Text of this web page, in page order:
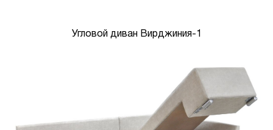
Угловой диван Вирджиния-1